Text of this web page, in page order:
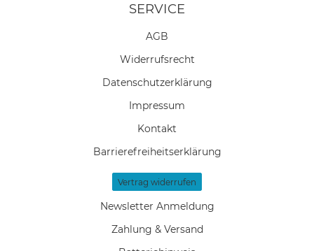
SERVICE
AGB
Widerrufs­recht
Daten­schutz­erklärung
Impressum
Kontakt
Barrierefreiheitserklärung
Vertrag widerrufen
Newsletter Anmeldung
Zahlung & Versand